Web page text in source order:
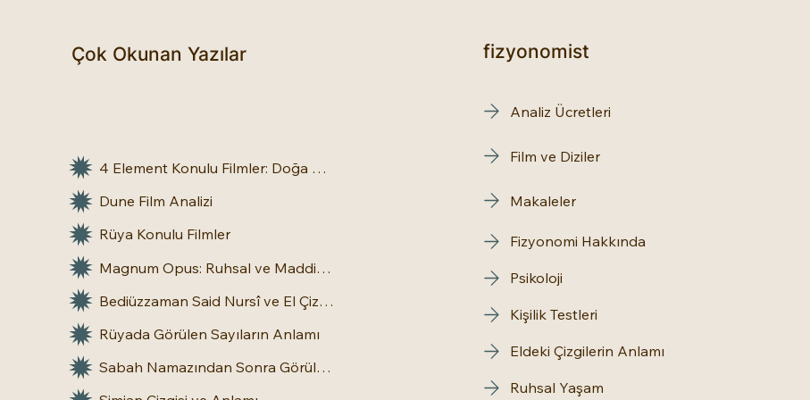
Çok Okunan Yazılar
4 Element Konulu Filmler: Doğa Üstü Güçler
Dune Film Analizi
Rüya Konulu Filmler
Magnum Opus: Ruhsal ve Maddi Dönüşümün Büyük Eseri
Bediüzzaman Said Nursî ve El Çizgileri: İnsan Doğasına Dair Bir Bakış
Rüyada Görülen Sayıların Anlamı
Sabah Namazından Sonra Görülen Rüya Gerçek Olur mu?
fizyonomist
Analiz Ücretleri
Film ve Diziler
Makaleler
Fizyonomi Hakkında
Psikoloji
Kişilik Testleri
Eldeki Çizgilerin Anlamı
Ruhsal Yaşam